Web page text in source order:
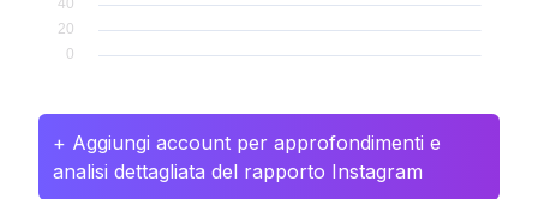
+ Aggiungi account per approfondimenti e
analisi dettagliata del rapporto Instagram